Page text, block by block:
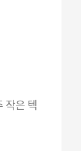
작은 텍